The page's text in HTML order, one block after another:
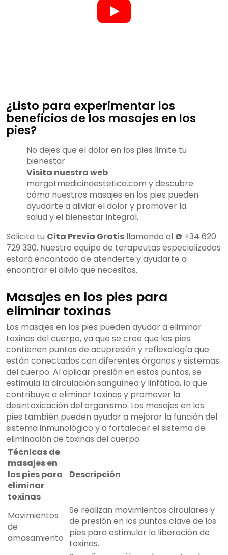
¿Listo para experimentar los
beneficios de los masajes en los
pies?
No dejes que el dolor en los pies limite tu
bienestar.
Visita nuestra web
margotmedicinaestetica.com y descubre
cómo nuestros masajes en los pies pueden
ayudarte a aliviar el dolor y promover la
salud y el bienestar integral.
Solicita tu Cita Previa Gratis llamando al ☎️ +34 620
729 330. Nuestro equipo de terapeutas especializados
estará encantado de atenderte y ayudarte a
encontrar el alivio que necesitas.
Masajes en los pies para
eliminar toxinas
Los masajes en los pies pueden ayudar a eliminar
toxinas del cuerpo, ya que se cree que los pies
contienen puntos de acupresión y reflexología que
están conectados con diferentes órganos y sistemas
del cuerpo. Al aplicar presión en estos puntos, se
estimula la circulación sanguínea y linfática, lo que
contribuye a eliminar toxinas y promover la
desintoxicación del organismo. Los masajes en los
pies también pueden ayudar a mejorar la función del
sistema inmunológico y a fortalecer el sistema de
eliminación de toxinas del cuerpo.
Técnicas de
masajes en
los pies para
eliminar
toxinas
Descripción
Movimientos
de
amasamiento
Se realizan movimientos circulares y
de presión en los puntos clave de los
pies para estimular la liberación de
toxinas.